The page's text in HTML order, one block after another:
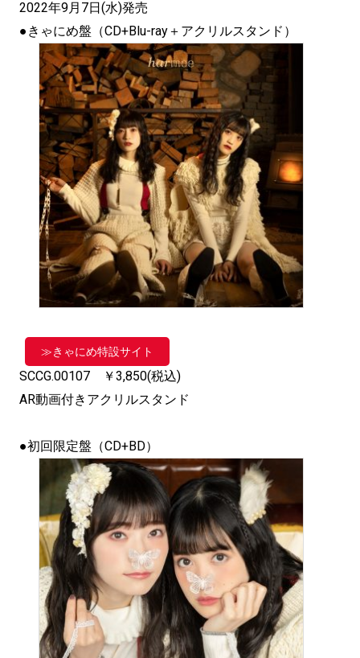
2022年9月7日(水)発売
●きゃにめ盤（CD+Blu-ray＋アクリルスタンド）
≫きゃにめ特設サイト
SCCG.00107 ￥3,850(税込)
AR動画付きアクリルスタンド
●初回限定盤（CD+BD）